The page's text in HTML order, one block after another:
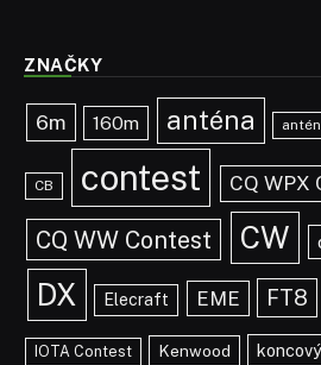
ZNAČKY
6m 160m anténa
CB contest CQ WPX
CQ WW Contest CW
DX Elecraft EME FT8
IOTA Contest Kenwood